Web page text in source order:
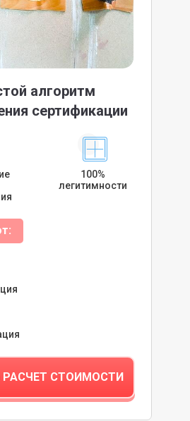
алгоритм
сертификации
100%
легитимности
РАСЧЕТ СТОИМОСТИ